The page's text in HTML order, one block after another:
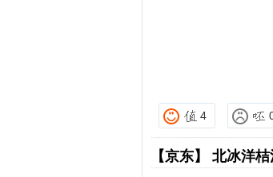
4
【京东】 北冰洋